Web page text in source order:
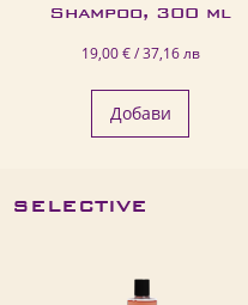
Shampoo, 300 ml
19,00 € / 37,16 лв
Добави
SELECTIVE